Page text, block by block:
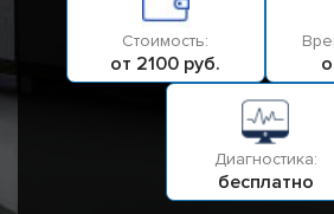
Стоимость:
от 2100 руб.
Диагностика:
бесплатно